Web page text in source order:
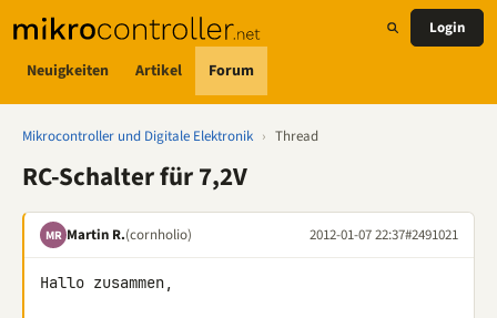
Neuigkeiten Artikel Forum
Login
Mikrocontroller und Digitale Elektronik › Thread
RC-Schalter für 7,2V
MR Martin R.(cornholio) 2012-01-07 22:37#2491021
Hallo zusammen,